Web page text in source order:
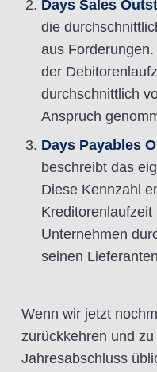
Days Sales
die
aus
der
durchschnittlich
Anspruch
Days Payables
beschreibt das
Diese Kennzahl
Unternehmen
seinen
Wenn wir jetzt
zurückkehren und
Jahresabschluss